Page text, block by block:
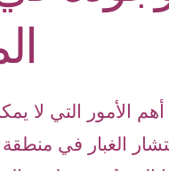
الأمور التي لا
الغبار في منطقة